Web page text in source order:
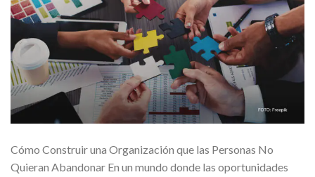
Cómo Construir una Organización que las Personas No
Quieran Abandonar En un mundo donde las oportunidades